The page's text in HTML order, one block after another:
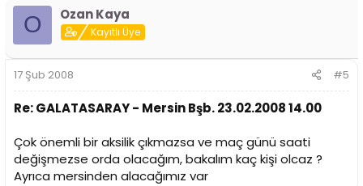
O Ozan Kaya
Kayıtlı Üye
17 Şub 2008 #5
Re: GALATASARAY - Mersin Bşb. 23.02.2008 14.00
Çok önemli bir aksilik çıkmazsa ve maç günü saati
değişmezse orda olacağım, bakalım kaç kişi olcaz ?
Ayrıca mersinden alacağımız var